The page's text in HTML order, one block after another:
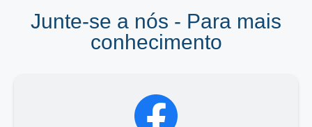
Junte-se a nós - Para mais
conhecimento